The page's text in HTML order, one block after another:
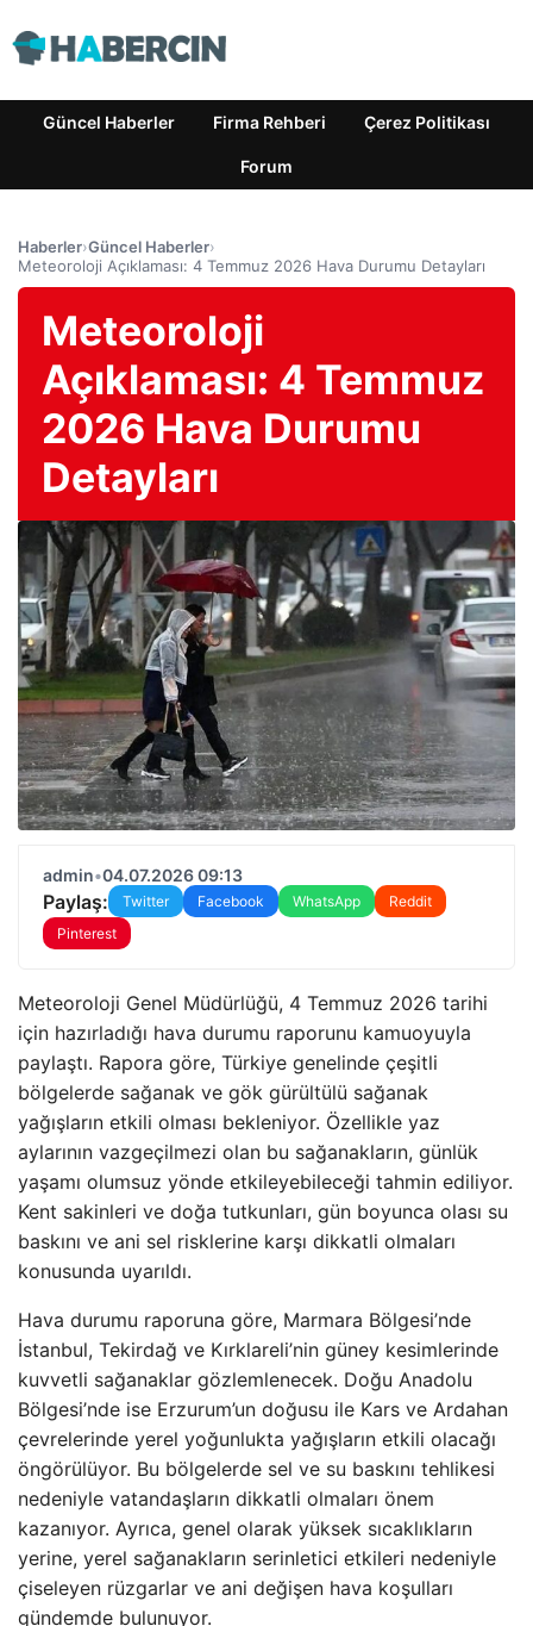
Güncel Haberler Firma Rehberi Çerez Politikası
Forum
Haberler›Güncel Haberler›
Meteoroloji Açıklaması: 4 Temmuz 2026 Hava Durumu Detayları
Meteoroloji
Açıklaması: 4 Temmuz
2026 Hava Durumu
Detayları
admin•04.07.2026 09:13
Paylaş: Twitter Facebook WhatsApp
Reddit
Pinterest
Meteoroloji Genel Müdürlüğü, 4 Temmuz 2026 tarihi
için hazırladığı hava durumu raporunu kamuoyuyla
paylaştı. Rapora göre, Türkiye genelinde çeşitli
bölgelerde sağanak ve gök gürültülü sağanak
yağışların etkili olması bekleniyor. Özellikle yaz
aylarının vazgeçilmezi olan bu sağanakların, günlük
yaşamı olumsuz yönde etkileyebileceği tahmin ediliyor.
Kent sakinleri ve doğa tutkunları, gün boyunca olası su
baskını ve ani sel risklerine karşı dikkatli olmaları
konusunda uyarıldı.
Hava durumu raporuna göre, Marmara Bölgesi’nde
İstanbul, Tekirdağ ve Kırklareli’nin güney kesimlerinde
kuvvetli sağanaklar gözlemlenecek. Doğu Anadolu
Bölgesi’nde ise Erzurum’un doğusu ile Kars ve Ardahan
çevrelerinde yerel yoğunlukta yağışların etkili olacağı
öngörülüyor. Bu bölgelerde sel ve su baskını tehlikesi
nedeniyle vatandaşların dikkatli olmaları önem
kazanıyor. Ayrıca, genel olarak yüksek sıcaklıkların
yerine, yerel sağanakların serinletici etkileri nedeniyle
çiseleyen rüzgarlar ve ani değişen hava koşulları
gündemde bulunuyor.